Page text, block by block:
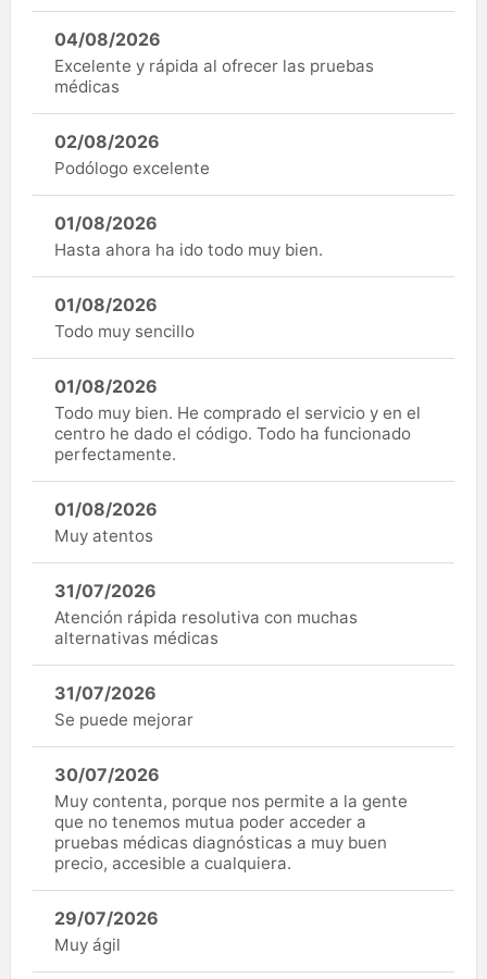
04/08/2026
Excelente y rápida al ofrecer las pruebas
médicas
02/08/2026
Podólogo excelente
01/08/2026
Hasta ahora ha ido todo muy bien.
01/08/2026
Todo muy sencillo
01/08/2026
Todo muy bien. He comprado el servicio y en el
centro he dado el código. Todo ha funcionado
perfectamente.
01/08/2026
Muy atentos
31/07/2026
Atención rápida resolutiva con muchas
alternativas médicas
31/07/2026
Se puede mejorar
30/07/2026
Muy contenta, porque nos permite a la gente
que no tenemos mutua poder acceder a
pruebas médicas diagnósticas a muy buen
precio, accesible a cualquiera.
29/07/2026
Muy ágil